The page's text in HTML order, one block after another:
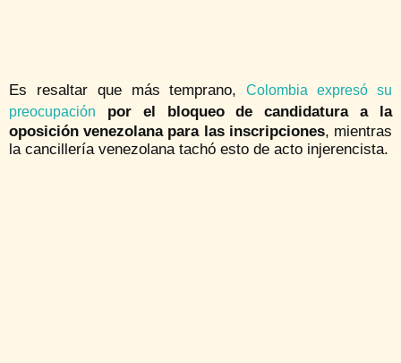
Es resaltar que más temprano,Colombia expresó su
preocupación
por el bloqueo de candidatura a la
oposición venezolana para las inscripciones, mientras
la cancillería venezolana tachó esto de acto injerencista.